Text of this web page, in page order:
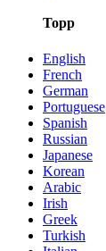
Topp
English
French
German
Portuguese
Spanish
Russian
Japanese
Korean
Arabic
Irish
Greek
Turkish